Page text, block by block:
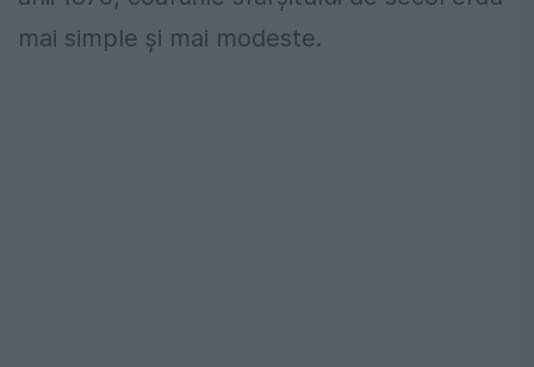
mai simple și mai modeste.